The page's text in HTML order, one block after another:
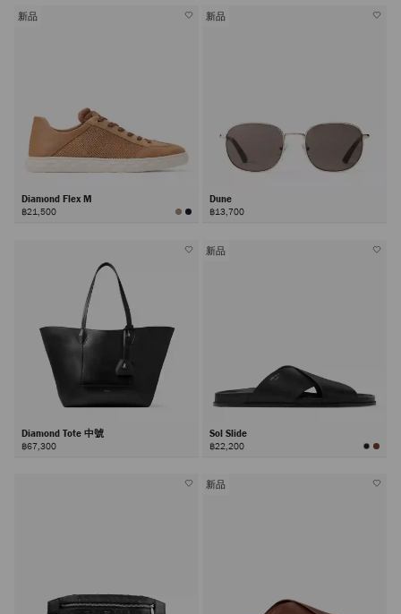
新品
Diamond Flex M
฿21,500
新品
Dune
฿13,700
Diamond Tote 中號
฿67,300
新品
Sol Slide
฿22,200
新品